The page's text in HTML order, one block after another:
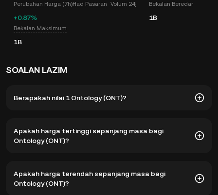
Perubahan Harga (7h)
+0.87%
Had Pasaran Volum 24j Bekalan Beredar
1B
Bekalan Maksimum
1B
SOALAN LAZIM
Berapakah nilai 1 Ontology (ONT)?
nyata untuk Ontology (ONT). Harga Ontology adalah
dipengaruhi oleh pembekalan dan permintaan, serta
nyata.
Apakah harga tertinggi sepanjang masa bagi
Ontology (ONT)?
$11.16. Harga semasa ONT turun sebanyak 99.66%
daripada harga tertinggi sepanjang masa.
Apakah harga terendah sepanjang masa bagi
Ontology (ONT)?